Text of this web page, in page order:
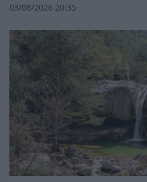
03/08/2026 20:35